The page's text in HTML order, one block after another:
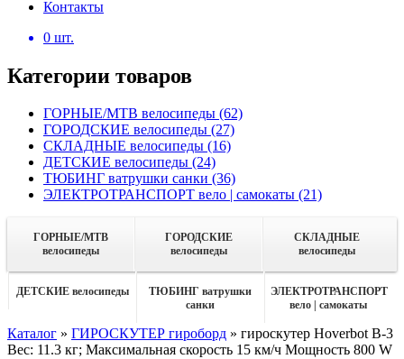
Контакты
0 шт.
Категории товаров
ГОРНЫЕ/MTB велосипеды (62)
ГОРОДСКИЕ велосипеды (27)
СКЛАДНЫЕ велосипеды (16)
ДЕТСКИЕ велосипеды (24)
ТЮБИНГ ватрушки санки (36)
ЭЛЕКТРОТРАНСПОРТ вело | самокаты (21)
ГОРНЫЕ/MTB
велосипеды
ГОРОДСКИЕ
велосипеды
СКЛАДНЫЕ
велосипеды
ДЕТСКИЕ велосипеды
ТЮБИНГ ватрушки
санки
ЭЛЕКТРОТРАНСПОРТ
вело | самокаты
Каталог » ГИРОСКУТЕР гироборд » гироскутер Hoverbot B-3
Вес: 11.3 кг; Максимальная скорость 15 км/ч Мощность 800 W